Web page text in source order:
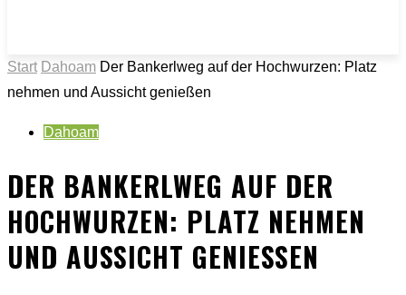
Start Dahoam Der Bankerlweg auf der Hochwurzen: Platz
nehmen und Aussicht genießen
Dahoam
DER BANKERLWEG AUF DER
HOCHWURZEN: PLATZ NEHMEN
UND AUSSICHT GENIESSEN